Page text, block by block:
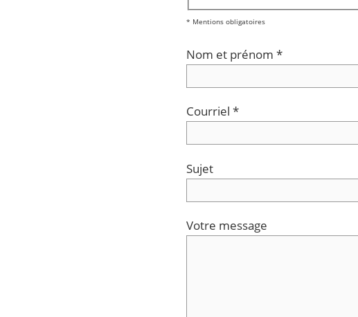
* Mentions obligatoires
Nom et prénom *
Courriel *
Sujet
Votre message